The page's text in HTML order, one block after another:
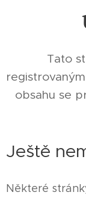
Tato
obsahu se
Ještě
Některé